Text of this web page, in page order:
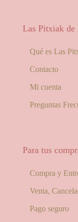
Las Pitxiak de
Qué es Las
Contacto
Mi cuenta
Preguntas
Para tus
Compra y
Venta,
Pago seguro